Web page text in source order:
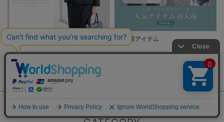
オフィス通勤服カテゴリ 再入荷アイテム